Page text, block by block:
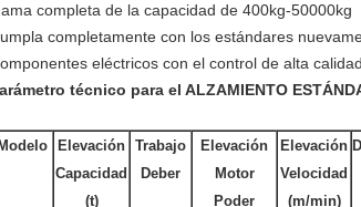
completa de la capacidad de 400kg-50000kg
completamente con los estándares
eléctricos con el control de alta calidad
técnico para el ALZAMIENTO
Modelo
Elevación
Capacidad
(t)
Trabajo
Deber
Elevación
Motor
Poder
Elevación
Velocidad
(m/min)